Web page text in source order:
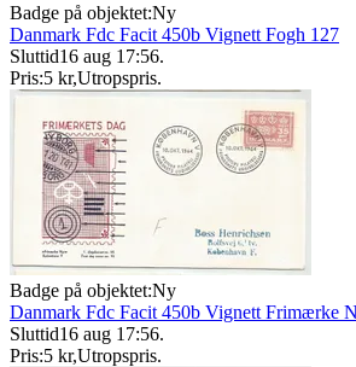
Badge på objektet:Ny
Danmark Fdc Facit 450b Vignett Fogh 127
Sluttid16 aug 17:56.
Pris:5 kr,Utropspris.
Badge på objektet:Ny
Danmark Fdc Facit 450b Vignett Frimærke
Sluttid16 aug 17:56.
Pris:5 kr,Utropspris.